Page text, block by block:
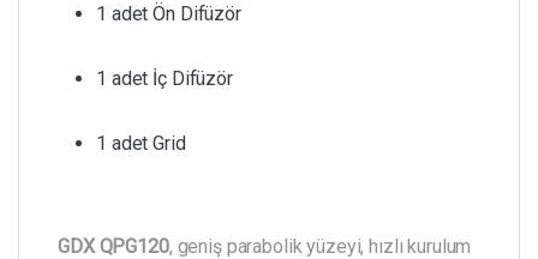
1 adet Ön Difüzör
1 adet İç Difüzör
1 adet Grid
GDX QPG120, geniş parabolik yüzeyi, hızlı kurulum